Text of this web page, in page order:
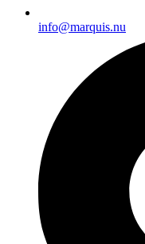
info@marquis.nu